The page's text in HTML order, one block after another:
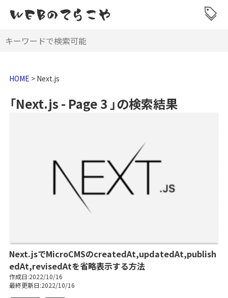
HOME > Next.js
「Next.js - Page 3 」の検索結果
Next.jsでMicroCMSのcreatedAt,updatedAt,publish
edAt,revisedAtを省略表示する方法
作成日:2022/10/16
最終更新日:2022/10/16